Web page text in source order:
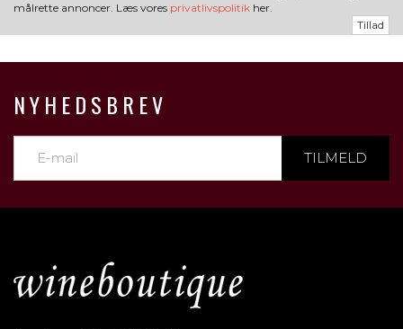
målrette annoncer. Læs vores privatlivspolitik her.
Tillad
NYHEDSBREV
TILMELD